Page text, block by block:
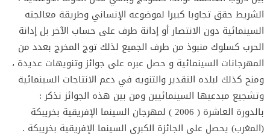
الشريط حقق تجاوبا كبيرا لموضوعه الإنساني وطريقة معالجته
السينمائية دون الانتصار أو إدانة طرف على حساب الآخر بل إدانة
الحرب كسلوك منبوذ من طرف الجميع لذلك توج المخرج بعدد من
المهرجانات السينمائية و حصل عبره على جوائز وتنويهات عديدة ،
ومنح كذلك لبلده التقدير والتنويه في دعم الانتاجات السينمائية
وتشجيع مبدعيها السينمائيين ومن بين هذه الجوائز نذكر :
بالدورة العاشرة ( 2006 ) لمهرجان السينما الإفريقية بخريبكة
(المغرب) يحصل على الجائزة الكبرى السينما الإفريقية بخريبكة .